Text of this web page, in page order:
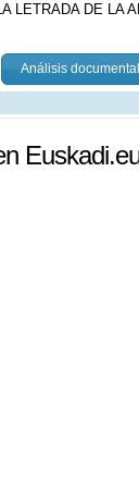
LETRADA DE LA
Análisis documental